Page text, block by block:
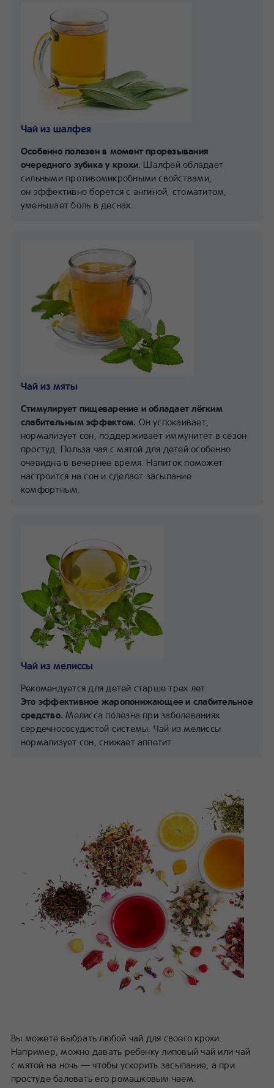
Чай из шалфея
Особенно полезен в момент прорезывания
очередного зубика у крохи. Шалфей обладает
сильными противомикробными свойствами,
он эффективно борется с ангиной, стоматитом,
уменьшает боль в деснах.
Чай из мяты
Cтимулирует пищеварение и обладает лёгким
слабительным эффектом. Он успокаивает,
нормализует сон, поддерживает иммунитет в сезон
простуд. Польза чая с мятой для детей особенно
очевидна в вечернее время. Напиток поможет
настроится на сон и сделает засыпание
комфортным.
Чай из мелиссы
Рекомендуется для детей старше трех лет.
Это эффективное жаропонижающее и слабительное
средство. Мелисса полезна при заболеваниях
сердечнососудистой системы. Чай из мелиссы
нормализует сон, снижает аппетит.
Вы можете выбрать любой чай для своего крохи.
Например, можно давать ребенку липовый чай или чай
с мятой на ночь — чтобы ускорить засыпание, а при
простуде баловать его ромашковым чаем.